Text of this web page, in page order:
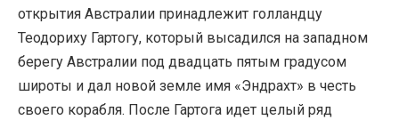
открытия Австралии принадлежит голландцу
Теодориху Гартогу, который высадился на западном
берегу Австралии под двадцать пятым градусом
широты и дал новой земле имя «Эндрахт» в честь
своего корабля. После Гартога идет целый ряд